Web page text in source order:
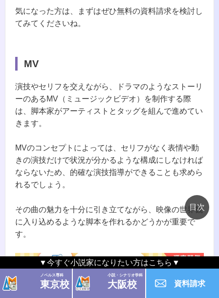
気になった方は、まずはぜひ無料の資料請求を検討し
てみてくださいね。
MV
演技やセリフを交えながら、ドラマのようなストーリ
ーのあるMV（ミュージックビデオ）を制作する際
は、脚本家がアーティストとタッグを組んで進めてい
きます。
MVのコンセプトによっては、セリフがなく表情や動
きの演技だけで状況が分かるような構成にしなければ
ならないため、的確な演技指導ができることも求めら
れるでしょう。
その曲の魅力を十分に引き立てながら、映像の世界観
に入り込めるような脚本を作れるかどうかが重要で
す。
▼今すぐ小説家になりたい方はこちら▼
ノベルス専科
東京校
小説・シナリオ学科
大阪校 資料請求